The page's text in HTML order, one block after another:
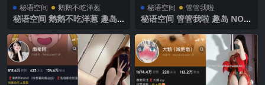
秘语空间 鹅鹅不吃洋葱
秘语空间 鹅鹅不吃洋葱 趣岛
年最新完整版
秘语空间 管管我啦
秘语空间 管管我啦 趣岛 NO.0
版